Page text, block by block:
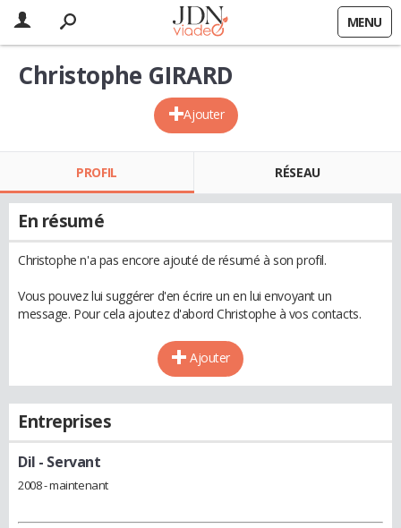
MENU
Ajouter
Christophe GIRARD
PROFIL RÉSEAU
En résumé
Christophe n'a pas encore ajouté de résumé à son profil.
Vous pouvez lui suggérer d'en écrire un en lui envoyant un
message. Pour cela ajoutez d'abord Christophe à vos contacts.
Ajouter
Entreprises
Dil - Servant
2008 - maintenant